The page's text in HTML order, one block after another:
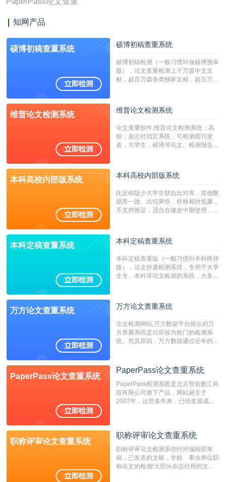
知网产品
硕博初稿查重系统 硕博初稿查重系统
硕博初稿检测（一般习惯叫做硕博预审
版），论文查重检测上千万篇中文文
献，超百万篇各类独家文献，超百万港
校用来检测硕博论文的系统，检测范围
广，数据来源真实，检测算法合理!本
字符数30万）
维普论文检测系统 维普论文检测系统
论文查重软件,维普论文检测系统：高
校，杂志社指定系统，可检测期刊发
表，大学生，硕博等论文。检测报告支
本科高校内部版系统 本科高校内部版系统
比定稿版少大学生联合比对库，其他数
据库一致。出结果快，价格相对低廉，
不支持验证，适合在修改中期使用，定
本科定稿查重系统 本科定稿查重系统
本科定稿查重版（一般习惯叫本科终评
版），论文抄袭检测系统，专用于大学
生专、本科等论文检测的系统，大多数
万方论文查重系统 万方论文查重系统
论文检测网站,万方数据平台推出的万
方查重系统是目前较为热门的检测系
统。究其原因，万方数据通过近年的发
检测系统，其真实性和权威性无可厚
非。其次，相对于知网而言，万方检测
费用少，上手容易，是学生初次论文查
重的推荐系统。
PaperPass论文查重系统
PaperPass论文查重系统
PaperPass检测系统是北京智齿数汇科
技有限公司旗下产品，网站诞生于
2007年，运营多年来，已经发展成为
检测速度快、精度高，市场反映良好。
职称评审论文查重系统
职称评审论文查重系统
职称评审论文检测系统针对编辑部来
稿，已发表的文献，学校、事业单位职
称论文的检测!大部分杂志社用的文献